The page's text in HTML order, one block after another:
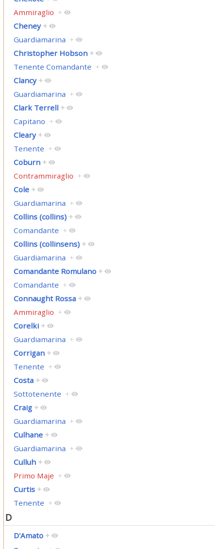
Ammiraglio +
Cheney +
Guardiamarina +
Christopher Hobson +
Tenente Comandante +
Clancy +
Guardiamarina +
Clark Terrell +
Capitano +
Cleary +
Tenente +
Coburn +
Contrammiraglio +
Cole +
Guardiamarina +
Collins (collins) +
Comandante +
Collins (collinsens) +
Guardiamarina +
Comandante Romulano +
Comandante +
Connaught Rossa +
Ammiraglio +
Corelki +
Guardiamarina +
Corrigan +
Tenente +
Costa +
Sottotenente +
Craig +
Guardiamarina +
Culhane +
Guardiamarina +
Culluh +
Primo Maje +
Curtis +
Tenente +
D
D'Amato +